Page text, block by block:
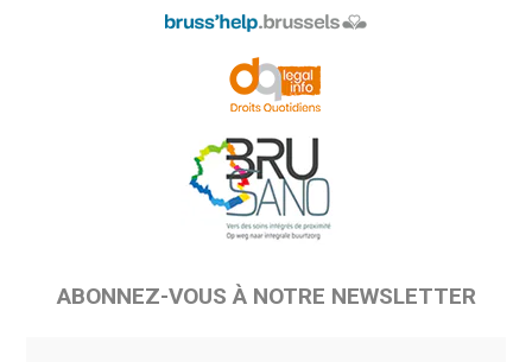
ABONNEZ-VOUS À NOTRE NEWSLETTER